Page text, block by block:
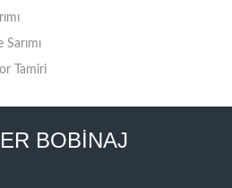
Tamiri
BOBİNAJ